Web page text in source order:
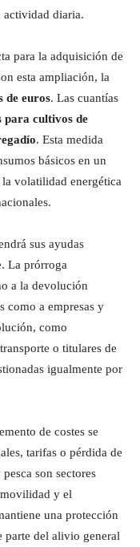
actividad diaria.
para la adquisición de
esta ampliación, la
de euros. Las cuantías
para cultivos de
. Esta medida
básicos en un
volatilidad energética
sus ayudas
La prórroga
a la devolución
como a empresas y
como
o titulares de
igualmente por
de costes se
tarifas o pérdida de
son sectores
y el
una protección
parte del alivio general